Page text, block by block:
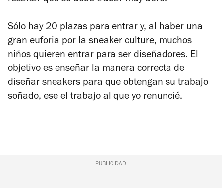
Sólo hay 20 plazas para entrar y, al haber una
gran euforia por la sneaker culture, muchos
niños quieren entrar para ser diseñadores. El
objetivo es enseñar la manera correcta de
diseñar sneakers para que obtengan su trabajo
soñado, ese el trabajo al que yo renuncié.
PUBLICIDAD